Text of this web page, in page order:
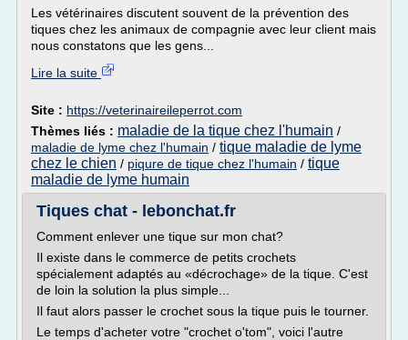
Les vétérinaires discutent souvent de la prévention des
tiques chez les animaux de compagnie avec leur client mais
nous constatons que les gens...
Lire la suite
Site : https://veterinaireileperrot.com
Thèmes liés : maladie de la tique chez l'humain /
maladie de lyme chez l'humain / tique maladie de lyme
chez le chien / piqure de tique chez l'humain / tique
maladie de lyme humain
Tiques chat - lebonchat.fr
Comment enlever une tique sur mon chat?
Il existe dans le commerce de petits crochets
spécialement adaptés au «décrochage» de la tique. C'est
de loin la solution la plus simple...
Il faut alors passer le crochet sous la tique puis le tourner.
Le temps d'acheter votre "crochet o'tom", voici l'autre